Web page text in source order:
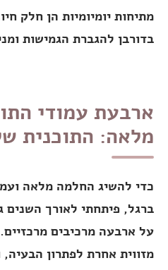
מתיחות יומיומיות הן חלק
בדורבן להגברת הגמישות
ארבעת עמודי
מלאה: התוכנית
כדי להשיג החלמה מלאה
ברגל, פיתחתי לאורך
על ארבעה מרכיבים
מזווית אחרת לפתרון הבעיה,